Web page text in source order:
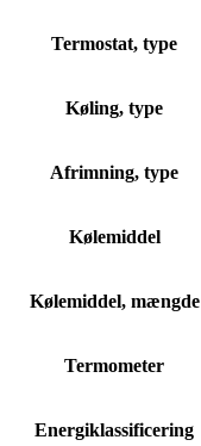
Termostat, type
Køling, type
Afrimning, type
Kølemiddel
Kølemiddel, mængde
Termometer
Energiklassificering